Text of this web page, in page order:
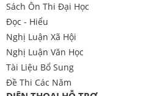
Sách Ôn Thi Đại Học
Đọc - Hiểu
Nghị Luận Xã Hội
Nghị Luận Văn Học
Tài Liệu Bổ Sung
Đề Thi Các Năm